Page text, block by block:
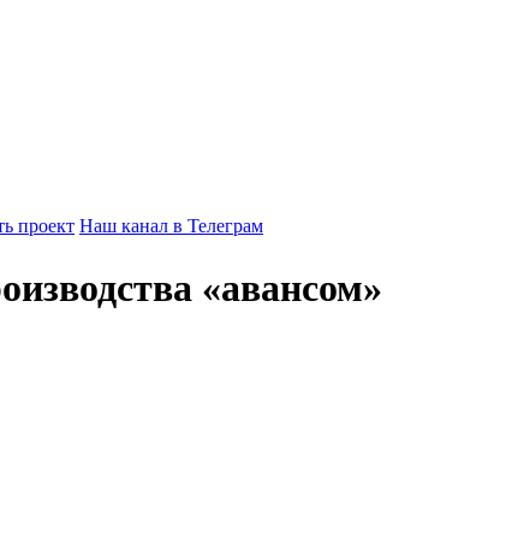
проект Наш канал в Телеграм
«авансом»